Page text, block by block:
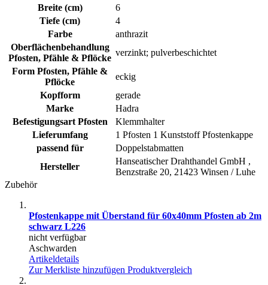
Breite (cm)
6
Tiefe (cm)
4
Farbe
anthrazit
Oberflächenbehandlung
Pfosten, Pfähle & Pflöcke
verzinkt; pulverbeschichtet
Form Pfosten, Pfähle &
Pflöcke
eckig
Kopfform
gerade
Marke
Hadra
Befestigungsart Pfosten
Klemmhalter
Lieferumfang
1 Pfosten 1 Kunststoff Pfostenkappe
passend für
Doppelstabmatten
Hersteller
Hanseatischer Drahthandel GmbH ,
Benzstraße 20, 21423 Winsen / Luhe
Zubehör
Pfostenkappe mit Überstand für 60x40mm Pfosten ab 2m
schwarz L226
nicht verfügbar
Aschwarden
Artikeldetails
Zur Merkliste hinzufügen Produktvergleich